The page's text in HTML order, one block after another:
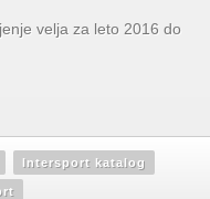
velja za leto 2016 do
Intersport katalog